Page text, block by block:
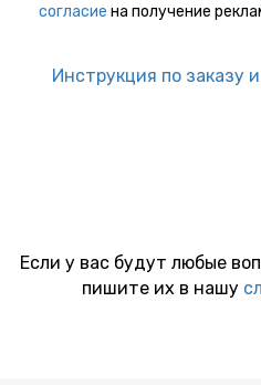
согласие на получение
Инструкция по заказу
Если у вас будут любые
пишите их в нашу